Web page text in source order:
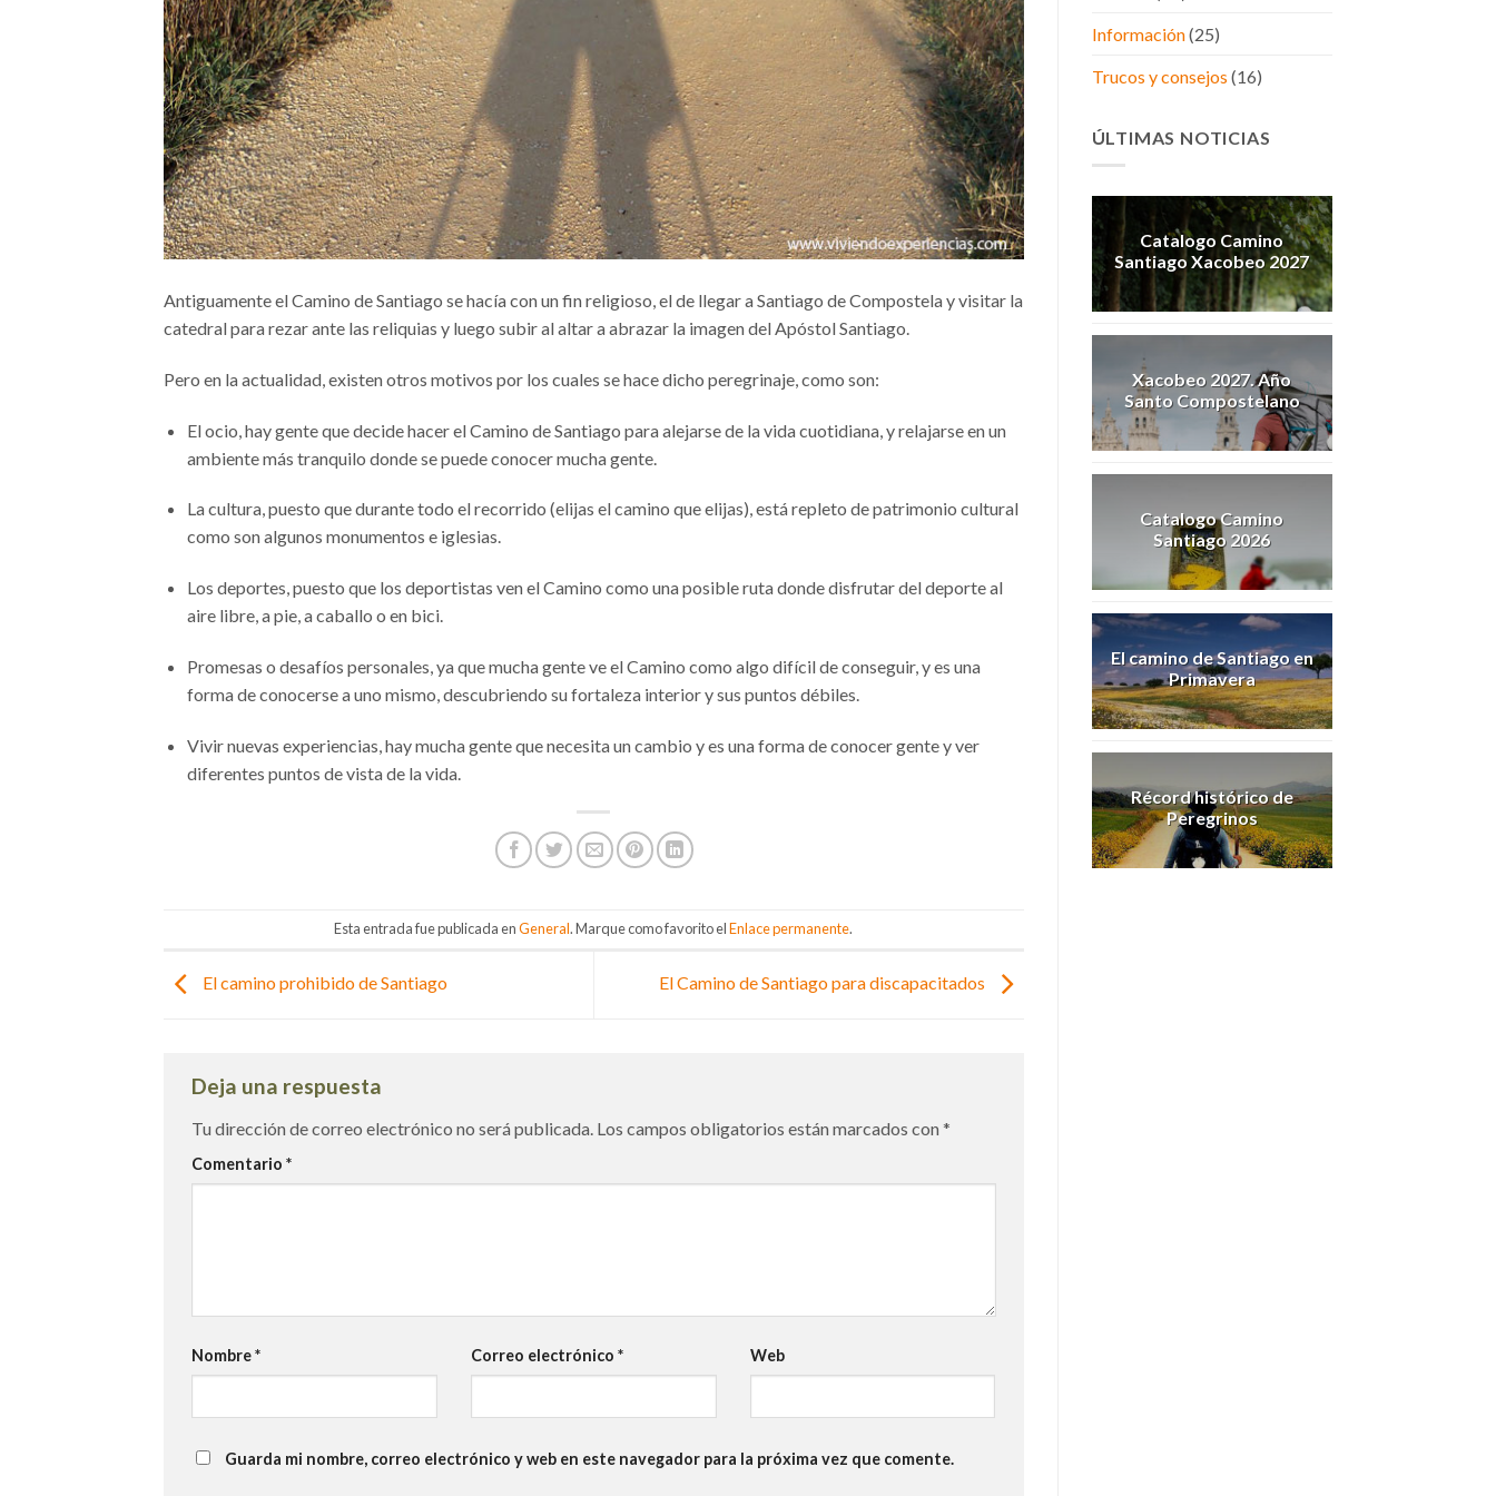
Antiguamente el Camino de Santiago se hacía con un fin religioso, el de llegar a Santiago de Compostela y visitar la
catedral para rezar ante las reliquias y luego subir al altar a abrazar la imagen del Apóstol Santiago.
Pero en la actualidad, existen otros motivos por los cuales se hace dicho peregrinaje, como son:
El ocio, hay gente que decide hacer el Camino de Santiago para alejarse de la vida cuotidiana, y relajarse en un
ambiente más tranquilo donde se puede conocer mucha gente.
La cultura, puesto que durante todo el recorrido (elijas el camino que elijas), está repleto de patrimonio cultural
como son algunos monumentos e iglesias.
Los deportes, puesto que los deportistas ven el Camino como una posible ruta donde disfrutar del deporte al
aire libre, a pie, a caballo o en bici.
Promesas o desafíos personales, ya que mucha gente ve el Camino como algo difícil de conseguir, y es una
forma de conocerse a uno mismo, descubriendo su fortaleza interior y sus puntos débiles.
Vivir nuevas experiencias, hay mucha gente que necesita un cambio y es una forma de conocer gente y ver
diferentes puntos de vista de la vida.
Esta entrada fue publicada enGeneral. Marque como favorito elEnlace permanente.
El camino prohibido de Santiago El Camino de Santiago para discapacitados
Deja una respuesta
Tu dirección de correo electrónico no será publicada. Los campos obligatorios están marcados con *
Comentario *
Nombre* Correo electrónico * Web
Guarda mi nombre, correo electrónico y web en este navegador para la próxima vez que comente.
Información(25)
Trucos y consejos (16)
ÚLTIMAS NOTICIAS
Catalogo Camino
Santiago Xacobeo 2027
Xacobeo 2027. Año
Santo Compostelano
Catalogo Camino
Santiago 2026
El camino de Santiago en
Primavera
Récord histórico de
Peregrinos